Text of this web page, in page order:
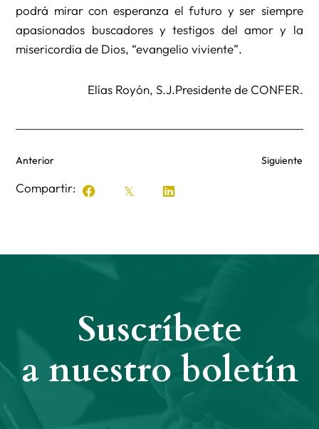
podrá mirar con esperanza el futuro y ser siempre
apasionados buscadores y testigos del amor y la
misericordia de Dios, “evangelio viviente”.
Elías Royón, S.J.Presidente de CONFER.
Anterior Siguiente
Compartir:
Suscríbete
a nuestro boletín